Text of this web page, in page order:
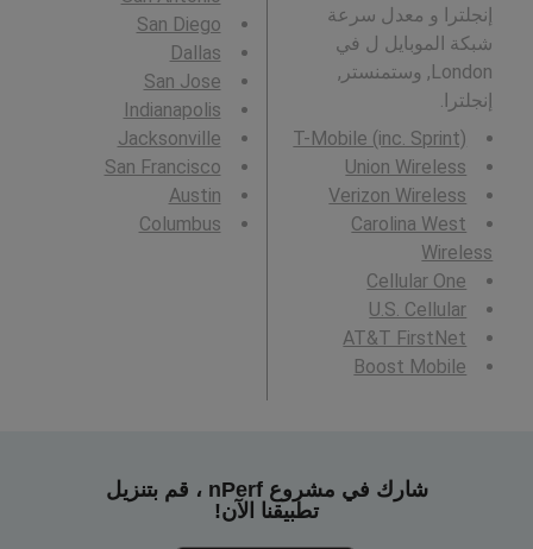
إنجلترا و معدل سرعة
شبكة الموبايل ل في
London, وستمنستر,
إنجلترا.
T-Mobile (inc. Sprint)
Union Wireless
Verizon Wireless
Carolina West
Wireless
Cellular One
U.S. Cellular
AT&T FirstNet
Boost Mobile
San Diego
Dallas
San Jose
Indianapolis
Jacksonville
San Francisco
Austin
Columbus
شارك في مشروع nPerf ، قم بتنزيل
تطبيقنا الآن!